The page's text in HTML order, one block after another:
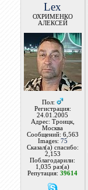
Lex
ОХРИМЕНКО
АЛЕКСЕЙ
Пол:
Регистрация:
24.01.2005
Адрес: Троицк,
Москва
Сообщений: 6,563
Images: 75
Сказал(а) спасибо:
2,153
Поблагодарили:
1,035 раз(а)
Репутация:39614